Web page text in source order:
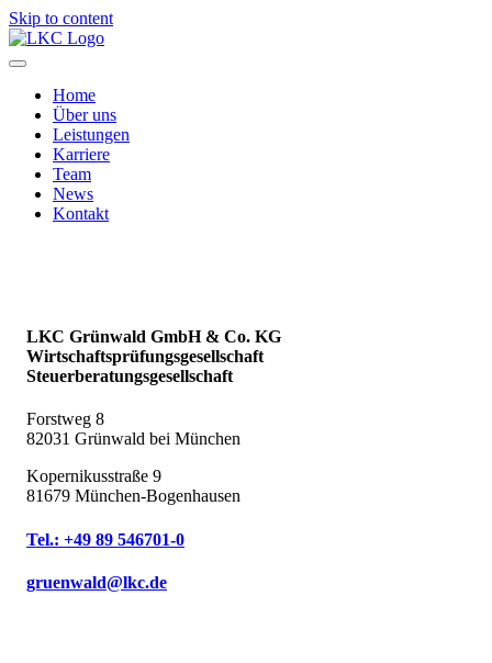
Skip to content
Home
Über uns
Leistungen
Karriere
Team
News
Kontakt
LKC Grünwald GmbH & Co. KG
Wirtschaftsprüfungsgesellschaft
Steuerberatungsgesellschaft
Forstweg 8
82031 Grünwald bei München
Kopernikusstraße 9
81679 München-Bogenhausen
Tel.: +49 89 546701-0
gruenwald@lkc.de